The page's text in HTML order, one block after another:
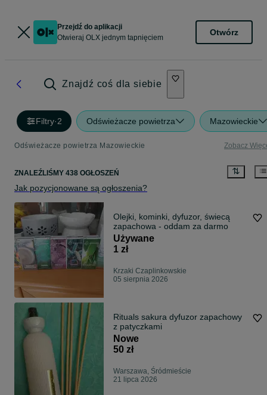
Przejdź do aplikacji
Otwieraj OLX jednym tapnięciem
Otwórz
Znajdź coś dla siebie
Filtry·2 Odświeżacze powietrza Mazowieckie
Odświeżacze powietrza Mazowieckie Zobacz
ZNALEŹLIŚMY 438 OGŁOSZEŃ
Jak pozycjonowane są ogłoszenia?
Olejki, kominki, dyfuzor, świecą
zapachowa - oddam za darmo
Używane
1 zł
Krzaki Czaplinkowskie
05 sierpnia 2026
Rituals sakura dyfuzor zapachowy
z patyczkami
Nowe
50 zł
Warszawa, Śródmieście
21 lipca 2026